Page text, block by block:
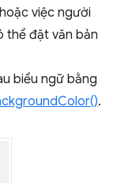
việc người
thể đặt văn bản
biểu ngữ bằng
.